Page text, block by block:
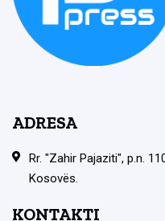
ADRESA
Rr. "Zahir Pajaziti", p.n.
Kosovës.
KONTAKTI